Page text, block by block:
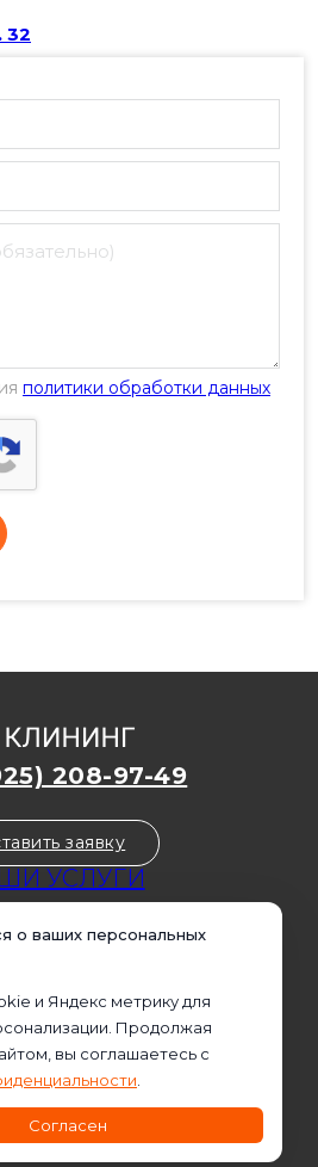
32
политики обработки данных
УСЛУГИ
офисов
услуги
альпинизм
208-97-49
заявку
о ваших персональных
и Яндекс метрику для
Продолжая
вы соглашаетесь с
Согласен